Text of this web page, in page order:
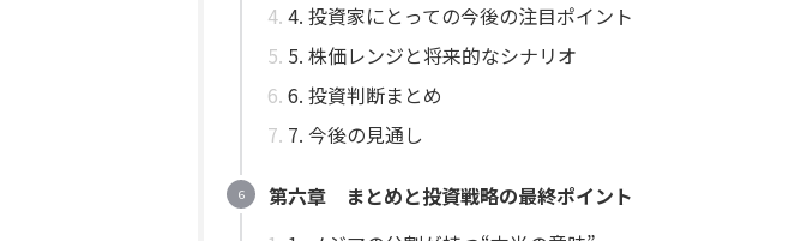
4. 投資家にとっての今後の注目ポイント
5. 株価レンジと将来的なシナリオ
6. 投資判断まとめ
7. 今後の見通し
第六章 まとめと投資戦略の最終ポイント